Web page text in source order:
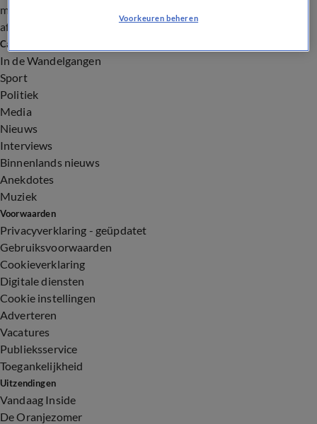
met onze partners organiseren. Je kunt je op ieder moment
afmelden. Zie voor meer informatie deprivacyverklaring
Categorieën
In de Wandelgangen
Sport
Politiek
Media
Nieuws
Interviews
Binnenlands nieuws
Anekdotes
Muziek
Voorwaarden
Privacyverklaring - geüpdatet
Gebruiksvoorwaarden
Cookieverklaring
Digitale diensten
Cookie instellingen
Adverteren
Vacatures
Publieksservice
Toegankelijkheid
Uitzendingen
Vandaag Inside
De Oranjezomer
Voorkeuren beheren